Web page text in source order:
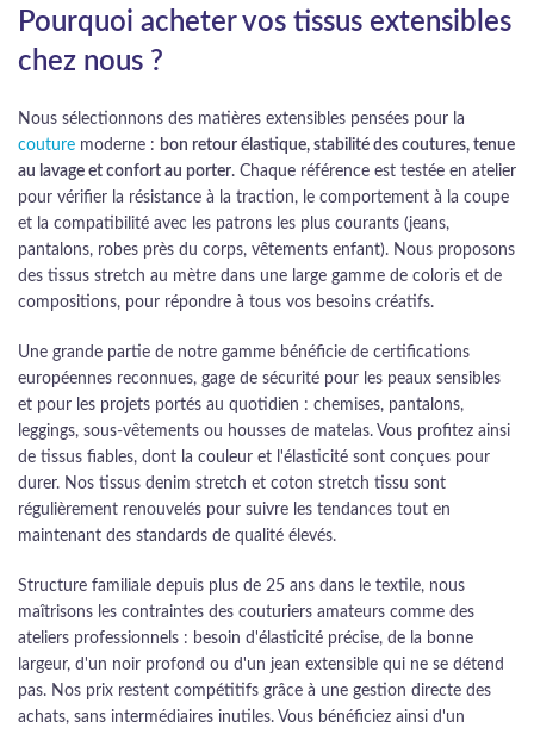
Pourquoi acheter vos tissus extensibles
chez nous ?
Nous sélectionnons des matières extensibles pensées pour la
couture moderne : bon retour élastique, stabilité des coutures, tenue
au lavage et confort au porter. Chaque référence est testée en atelier
pour vérifier la résistance à la traction, le comportement à la coupe
et la compatibilité avec les patrons les plus courants (jeans,
pantalons, robes près du corps, vêtements enfant). Nous proposons
des tissus stretch au mètre dans une large gamme de coloris et de
compositions, pour répondre à tous vos besoins créatifs.
Une grande partie de notre gamme bénéficie de certifications
européennes reconnues, gage de sécurité pour les peaux sensibles
et pour les projets portés au quotidien : chemises, pantalons,
leggings, sous-vêtements ou housses de matelas. Vous profitez ainsi
de tissus fiables, dont la couleur et l'élasticité sont conçues pour
durer. Nos tissus denim stretch et coton stretch tissu sont
régulièrement renouvelés pour suivre les tendances tout en
maintenant des standards de qualité élevés.
Structure familiale depuis plus de 25 ans dans le textile, nous
maîtrisons les contraintes des couturiers amateurs comme des
ateliers professionnels : besoin d'élasticité précise, de la bonne
largeur, d'un noir profond ou d'un jean extensible qui ne se détend
pas. Nos prix restent compétitifs grâce à une gestion directe des
achats, sans intermédiaires inutiles. Vous bénéficiez ainsi d'un